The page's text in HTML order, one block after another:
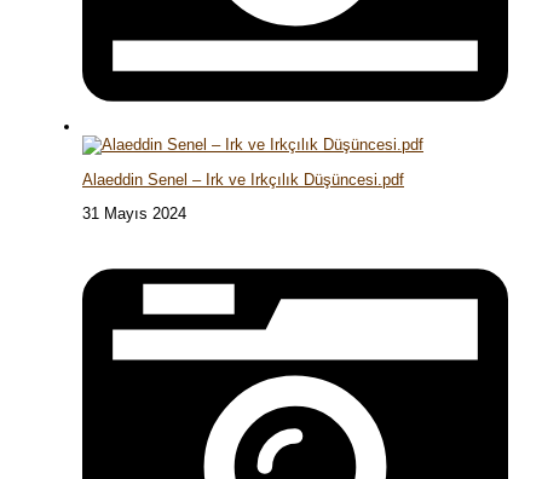
Alaeddin Senel – Irk ve Irkçılık Düşüncesi.pdf
31 Mayıs 2024